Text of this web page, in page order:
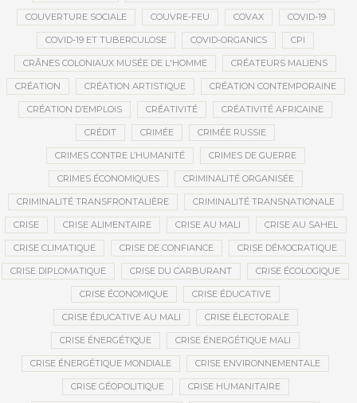
COUVERTURE SOCIALE COUVRE-FEU COVAX COVID-19
COVID-19 ET TUBERCULOSE COVID-ORGANICS CPI
CRÂNES COLONIAUX MUSÉE DE L'HOMME CRÉATEURS MALIENS
CRÉATION CRÉATION ARTISTIQUE CRÉATION CONTEMPORAINE
CRÉATION D’EMPLOIS CRÉATIVITÉ CRÉATIVITÉ AFRICAINE
CRÉDIT CRIMÉE CRIMÉE RUSSIE
CRIMES CONTRE L’HUMANITÉ CRIMES DE GUERRE
CRIMES ÉCONOMIQUES CRIMINALITÉ ORGANISÉE
CRIMINALITÉ TRANSFRONTALIÈRE CRIMINALITÉ TRANSNATIONALE
CRISE CRISE ALIMENTAIRE CRISE AU MALI CRISE AU SAHEL
CRISE CLIMATIQUE CRISE DE CONFIANCE CRISE DÉMOCRATIQUE
CRISE DIPLOMATIQUE CRISE DU CARBURANT CRISE ÉCOLOGIQUE
CRISE ÉCONOMIQUE CRISE ÉDUCATIVE
CRISE ÉDUCATIVE AU MALI CRISE ÉLECTORALE
CRISE ÉNERGÉTIQUE CRISE ÉNERGÉTIQUE MALI
CRISE ÉNERGÉTIQUE MONDIALE CRISE ENVIRONNEMENTALE
CRISE GÉOPOLITIQUE CRISE HUMANITAIRE